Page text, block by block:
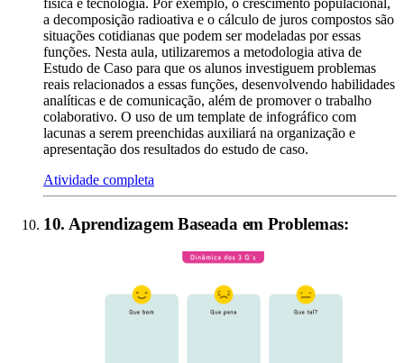
física e tecnologia. Por exemplo, o crescimento populacional,
a decomposição radioativa e o cálculo de juros compostos são
situações cotidianas que podem ser modeladas por essas
funções. Nesta aula, utilizaremos a metodologia ativa de
Estudo de Caso para que os alunos investiguem problemas
reais relacionados a essas funções, desenvolvendo habilidades
analíticas e de comunicação, além de promover o trabalho
colaborativo. O uso de um template de infográfico com
lacunas a serem preenchidas auxiliará na organização e
apresentação dos resultados do estudo de caso.
Atividade completa
10. Aprendizagem Baseada em Problemas: